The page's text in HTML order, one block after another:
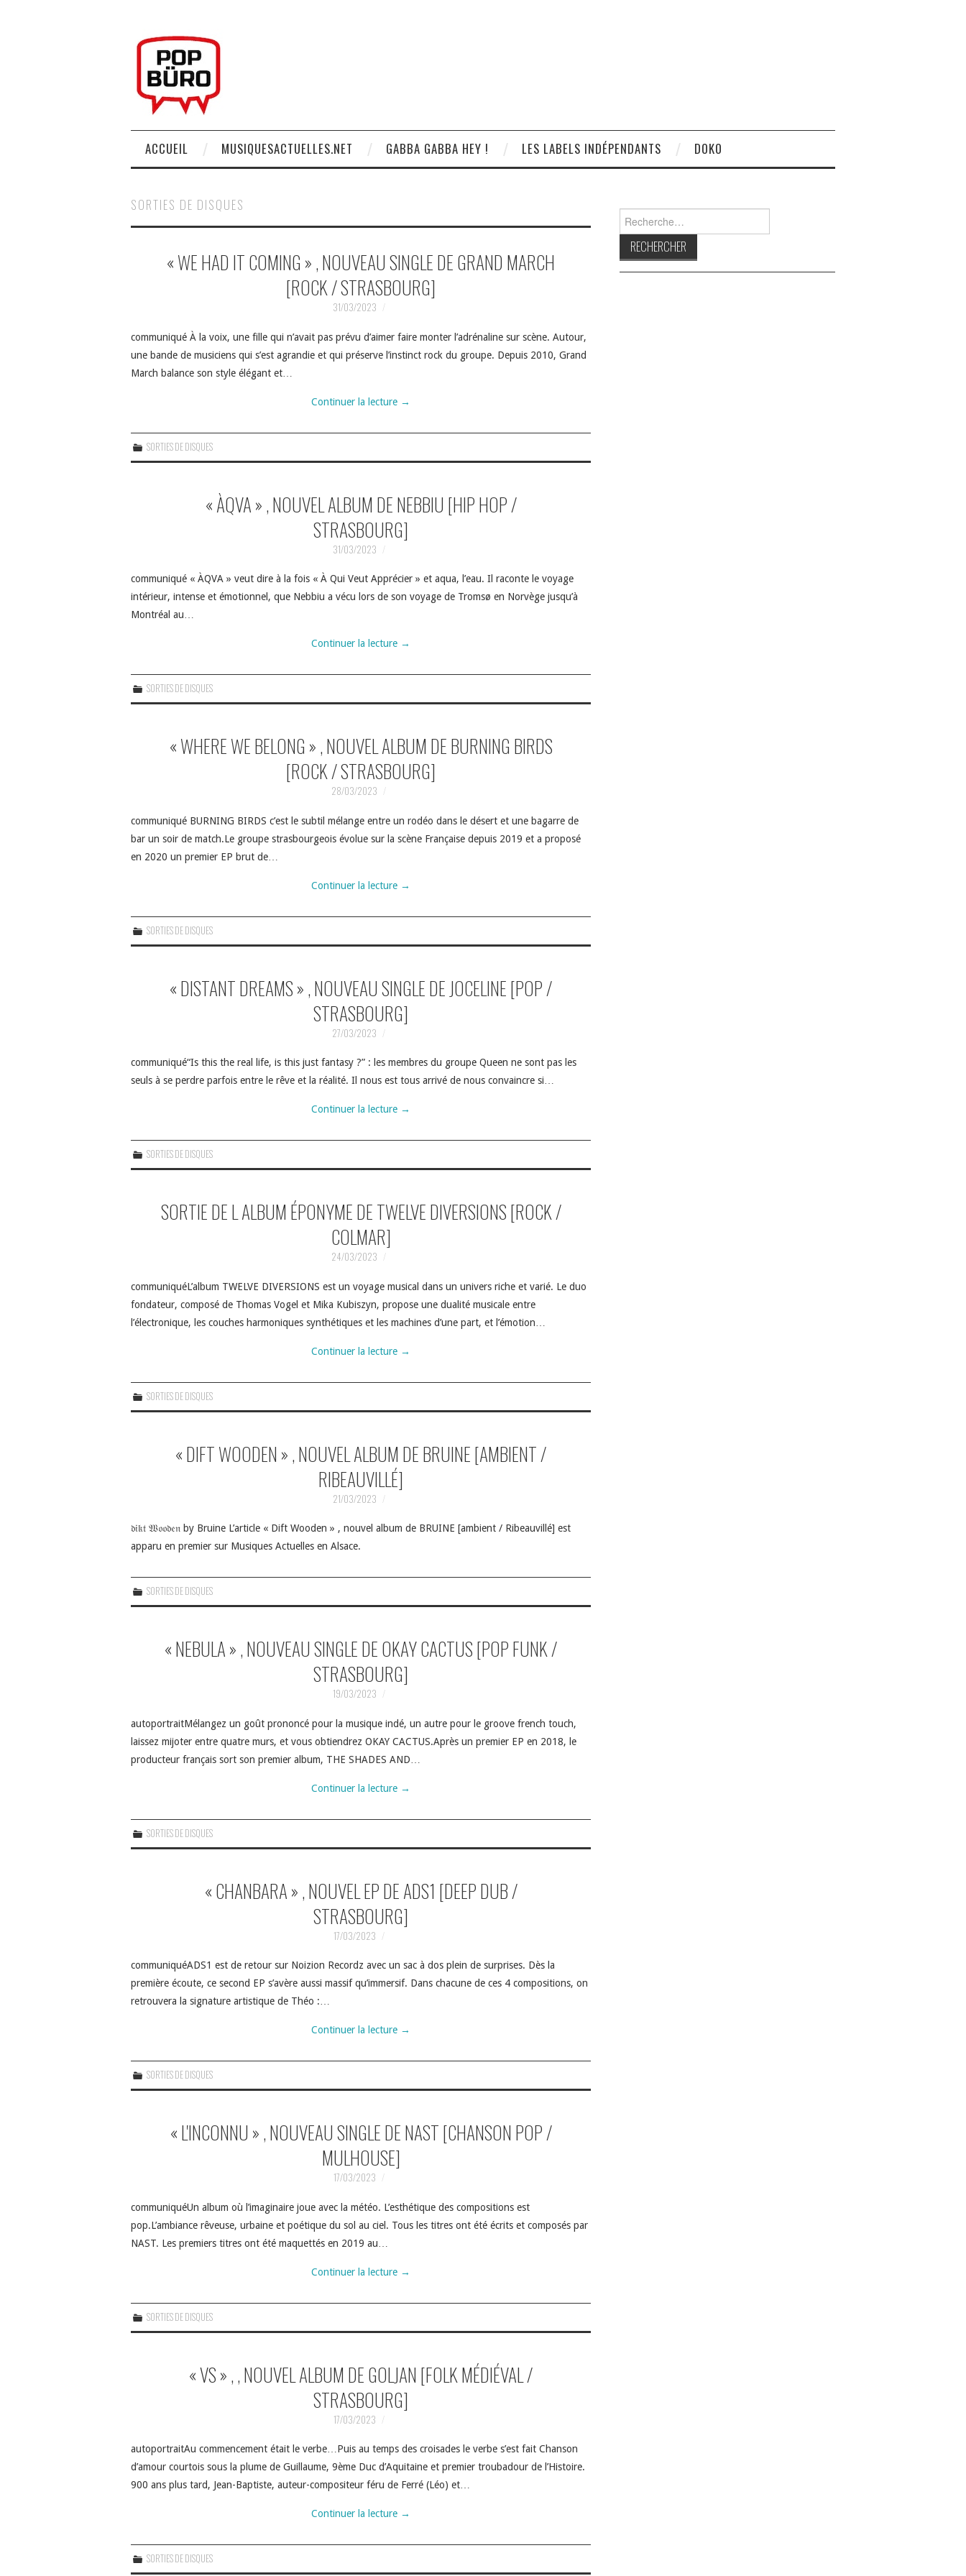
ACCUEIL MUSIQUESACTUELLES.NET GABBA GABBA HEY ! LES LABELS INDÉPENDANTS DOKO
SORTIES DE DISQUES
« WE HAD IT COMING » , NOUVEAU SINGLE DE GRAND MARCH
[ROCK / STRASBOURG]
31/03/2023
communiqué À la voix, une fille qui n’avait pas prévu d’aimer faire monter l’adrénaline sur scène. Autour,
une bande de musiciens qui s’est agrandie et qui préserve l’instinct rock du groupe. Depuis 2010, Grand
March balance son style élégant et…
Continuer la lecture →
SORTIES DE DISQUES
« ÀQVA » , NOUVEL ALBUM DE NEBBIU [HIP HOP /
STRASBOURG]
31/03/2023
communiqué « ÀQVA » veut dire à la fois « À Qui Veut Apprécier » et aqua, l’eau. Il raconte le voyage
intérieur, intense et émotionnel, que Nebbiu a vécu lors de son voyage de Tromsø en Norvège jusqu’à
Montréal au…
Continuer la lecture →
SORTIES DE DISQUES
« WHERE WE BELONG » , NOUVEL ALBUM DE BURNING BIRDS
[ROCK / STRASBOURG]
28/03/2023
communiqué BURNING BIRDS c’est le subtil mélange entre un rodéo dans le désert et une bagarre de
bar un soir de match.Le groupe strasbourgeois évolue sur la scène Française depuis 2019 et a proposé
en 2020 un premier EP brut de…
Continuer la lecture →
SORTIES DE DISQUES
« DISTANT DREAMS » , NOUVEAU SINGLE DE JOCELINE [POP /
STRASBOURG]
27/03/2023
communiqué“Is this the real life, is this just fantasy ?” : les membres du groupe Queen ne sont pas les
seuls à se perdre parfois entre le rêve et la réalité. Il nous est tous arrivé de nous convaincre si…
Continuer la lecture →
SORTIES DE DISQUES
SORTIE DE L ALBUM ÉPONYME DE TWELVE DIVERSIONS [ROCK /
COLMAR]
24/03/2023
communiquéL’album TWELVE DIVERSIONS est un voyage musical dans un univers riche et varié. Le duo
fondateur, composé de Thomas Vogel et Mika Kubiszyn, propose une dualité musicale entre
l’électronique, les couches harmoniques synthétiques et les machines d’une part, et l’émotion…
Continuer la lecture →
SORTIES DE DISQUES
« DIFT WOODEN » , NOUVEL ALBUM DE BRUINE [AMBIENT /
RIBEAUVILLÉ]
21/03/2023
𝔡𝔦𝔨𝔱 𝔚𝔬𝔬𝔡𝔢𝔫 by Bruine L’article « Dift Wooden » , nouvel album de BRUINE [ambient / Ribeauvillé] est
apparu en premier sur Musiques Actuelles en Alsace.
SORTIES DE DISQUES
« NEBULA » , NOUVEAU SINGLE DE OKAY CACTUS [POP FUNK /
STRASBOURG]
19/03/2023
autoportraitMélangez un goût prononcé pour la musique indé, un autre pour le groove french touch,
laissez mijoter entre quatre murs, et vous obtiendrez OKAY CACTUS.Après un premier EP en 2018, le
producteur français sort son premier album, THE SHADES AND…
Continuer la lecture →
SORTIES DE DISQUES
« CHANBARA » , NOUVEL EP DE ADS1 [DEEP DUB /
STRASBOURG]
17/03/2023
communiquéADS1 est de retour sur Noizion Recordz avec un sac à dos plein de surprises. Dès la
première écoute, ce second EP s’avère aussi massif qu’immersif. Dans chacune de ces 4 compositions, on
retrouvera la signature artistique de Théo :…
Continuer la lecture →
SORTIES DE DISQUES
« L'INCONNU » , NOUVEAU SINGLE DE NAST [CHANSON POP /
MULHOUSE]
17/03/2023
communiquéUn album où l’imaginaire joue avec la météo. L’esthétique des compositions est
pop.L’ambiance rêveuse, urbaine et poétique du sol au ciel. Tous les titres ont été écrits et composés par
NAST. Les premiers titres ont été maquettés en 2019 au…
Continuer la lecture →
SORTIES DE DISQUES
« VS » , , NOUVEL ALBUM DE GOLJAN [FOLK MÉDIÉVAL /
STRASBOURG]
17/03/2023
autoportraitAu commencement était le verbe…Puis au temps des croisades le verbe s’est fait Chanson
d’amour courtois sous la plume de Guillaume, 9ème Duc d’Aquitaine et premier troubadour de l’Histoire.
900 ans plus tard, Jean-Baptiste, auteur-compositeur féru de Ferré (Léo) et…
Continuer la lecture →
SORTIES DE DISQUES